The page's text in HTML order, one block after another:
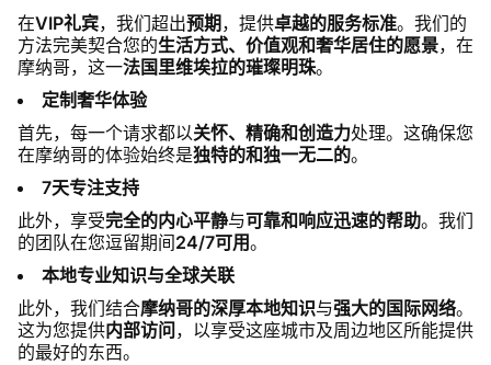
在VIP礼宾，我们超出预期 ，提供卓越的服务标准。我们的
方法完美契合您的生活方式、价值观和奢华居住的愿景，在
摩纳哥，这一法国里维埃拉的璀璨明珠。
定制奢华体验
首先，每一个请求都以关怀、精确和创造力处理。这确保您
在摩纳哥的体验始终是独特的和独一无二的。
7天专注支持
此外，享受完全的内心平静与可靠和响应迅速的帮助。我们
的团队在您逗留期间24/7可用。
本地专业知识与全球关联
此外，我们结合摩纳哥的深厚本地知识与强大的国际网络。
这为您提供内部访问 ，以享受这座城市及周边地区所能提供
的最好的东西。